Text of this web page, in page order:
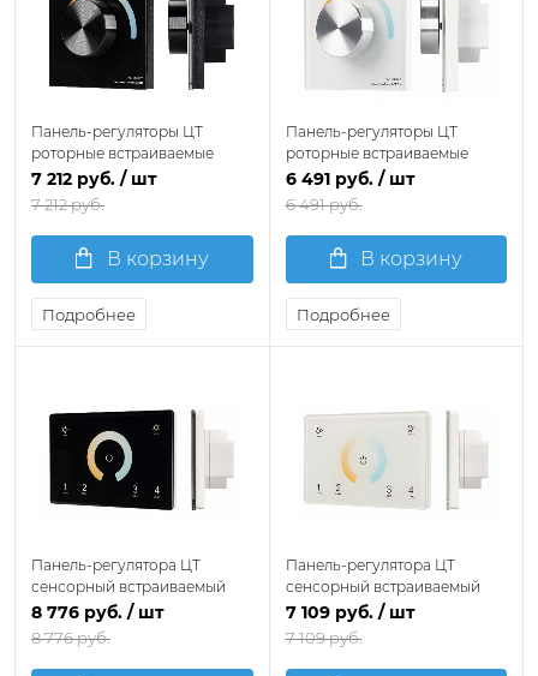
Панель-регуляторы ЦТ
роторные встраиваемые
Arlight SMART 033755
7 212 руб. / шт
7 212 руб.
В корзину
Подробнее
Панель-регуляторы ЦТ
роторные встраиваемые
Arlight SMART 033754
6 491 руб. / шт
6 491 руб.
В корзину
Подробнее
Панель-регулятора ЦТ
сенсорный встраиваемый
Arlight SMART 28401
8 776 руб. / шт
8 776 руб.
Панель-регулятора ЦТ
сенсорный встраиваемый
Arlight SMART 28400
7 109 руб. / шт
7 109 руб.